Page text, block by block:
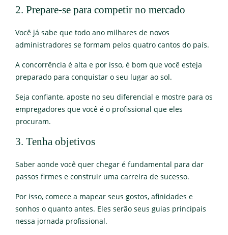
2. Prepare-se para competir no mercado
Você já sabe que todo ano milhares de novos
administradores se formam pelos quatro cantos do país.
A concorrência é alta e por isso, é bom que você esteja
preparado para conquistar o seu lugar ao sol.
Seja confiante, aposte no seu diferencial e mostre para os
empregadores que você é o profissional que eles
procuram.
3. Tenha objetivos
Saber aonde você quer chegar é fundamental para dar
passos firmes e construir uma carreira de sucesso.
Por isso, comece a mapear seus gostos, afinidades e
sonhos o quanto antes. Eles serão seus guias principais
nessa jornada profissional.